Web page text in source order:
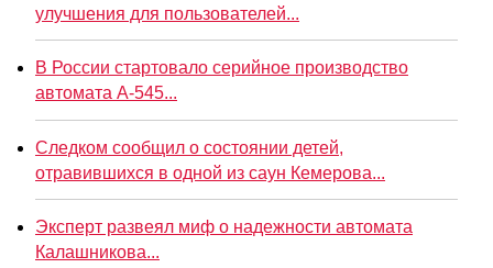
улучшения для пользователей...
В России стартовало серийное производство
автомата А-545...
Следком сообщил о состоянии детей,
отравившихся в одной из саун Кемерова...
Эксперт развеял миф о надежности автомата
Калашникова...